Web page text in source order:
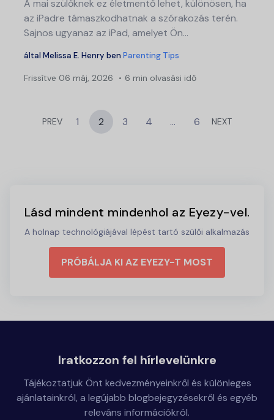
A mai szülőknek ez életmentő lehet, különösen, ha
az iPadre támaszkodhatnak a szórakozás terén.
Sajnos ugyanaz az iPad, amelyet Ön...
által Melissa E. Henry ben Parenting Tips
Frissítve 06 máj, 2026 6 min olvasási idő
PREV 1 2 3 4 … 6 NEXT
Lásd mindent mindenhol az Eyezy-vel.
A holnap technológiájával lépést tartó szülői alkalmazás
PRÓBÁLJA KI AZ EYEZY-T MOST
Iratkozzon fel hírlevelünkre
Tájékoztatjuk Önt kedvezményeinkről és különleges
ajánlatainkról, a legújabb blogbejegyzésekről és egyéb
releváns információkról.